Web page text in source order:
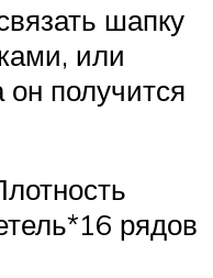
шапку
или
он получится
рядов